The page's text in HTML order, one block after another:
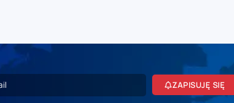
ZAPISUJĘ SIĘ